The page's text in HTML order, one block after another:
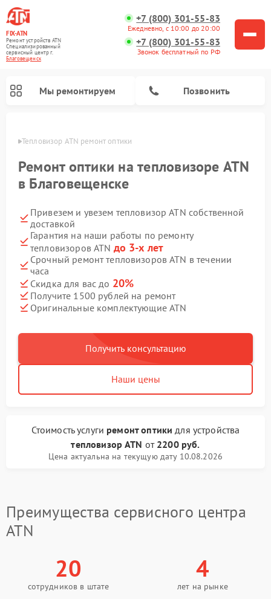
FIX-ATN
Ремонт устройств ATN
Специализированный
cервисный центр г.
Благовещенск
+7 (800) 301-55-83
Ежедневно, с 10:00 до 20:00
+7 (800) 301-55-83
Звонок бесплатный по РФ
Мы ремонтируем Позвонить
Тепловизор ATN ремонт оптики
Ремонт оптики на тепловизоре ATN
в Благовещенске
Привезем и увезем тепловизор ATN собственной
доставкой
Гарантия на наши работы по ремонту
тепловизоров ATN до 3-х лет
Срочный ремонт тепловизоров ATN в течении
часа
Скидка для вас до 20%
Получите 1500 рублей на ремонт
Оригинальные комплектующие ATN
Получить консультацию
Наши цены
Стоимость услуги ремонт оптики для устройства
тепловизор ATN от 2200 руб.
Цена актуальна на текущую дату 10.08.2026
Преимущества сервисного центра
ATN
20
сотрудников в штате
4
лет на рынке